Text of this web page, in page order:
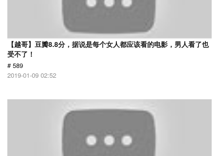
【越哥】豆瓣8.8分，据说是每个女人都应该看的电影，男人看了也
受不了！
# 589
2019-01-09 02:52